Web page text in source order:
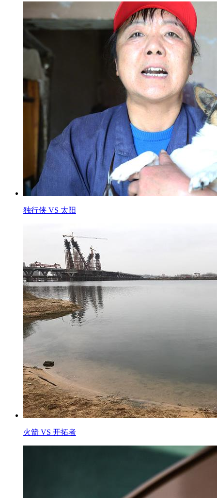
独行侠 VS 太阳
火箭 VS 开拓者